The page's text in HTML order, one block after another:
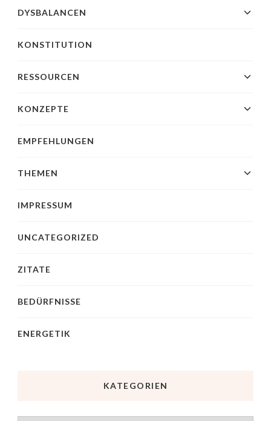
DYSBALANCEN
KONSTITUTION
RESSOURCEN
KONZEPTE
EMPFEHLUNGEN
THEMEN
IMPRESSUM
UNCATEGORIZED
ZITATE
BEDÜRFNISSE
ENERGETIK
KATEGORIEN